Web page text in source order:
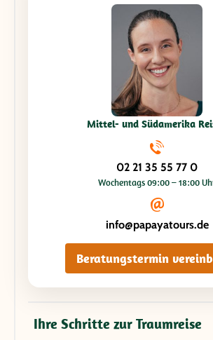
Mittel- und Südamerika
02 21 35 55 77 0
Wochentags 09:00 – 18:00
info@papayatours.de
Beratungstermin
Ihre Schritte zur Traumreise